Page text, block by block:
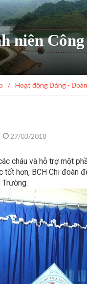
niên
/ Hoạt động Đảng -
27/03/2018
cháu và hỗ trợ một
hơn, BCH Chi đoàn